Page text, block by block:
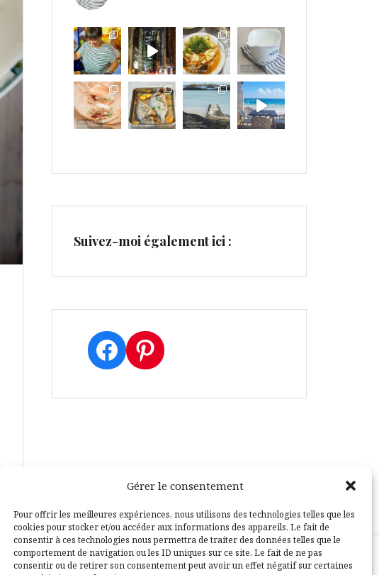
Gérer le consentement
Pour offrir les meilleures expériences, nous utilisons des technologies telles que les
cookies pour stocker et/ou accéder aux informations des appareils. Le fait de
consentir à ces technologies nous permettra de traiter des données telles que le
comportement de navigation ou les ID uniques sur ce site. Le fait de ne pas
consentir ou de retirer son consentement peut avoir un effet négatif sur certaines
Suivez-moi également ici :
Facebook
Pinterest
par Themeisle